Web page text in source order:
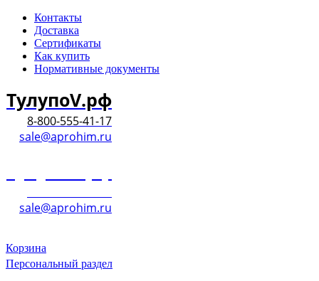
Контакты
Доставка
Сертификаты
Как купить
Нормативные документы
ТулупоV.рф
8-800-555-41-17
sale@aprohim.ru
sale@aprohim.ru
Корзина
Персональный раздел